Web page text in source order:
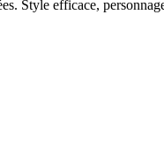
Style efficace,